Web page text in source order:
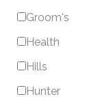
Groom's
Health
Hills
Hunter